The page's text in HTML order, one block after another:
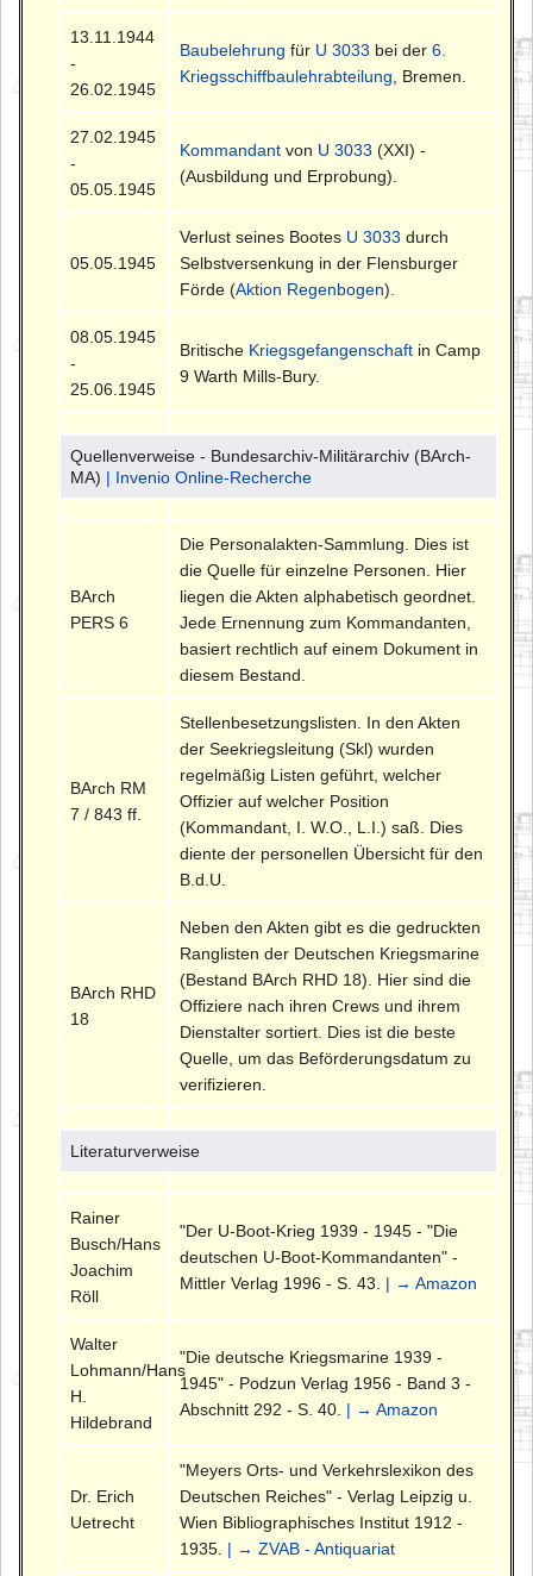
13.11.1944
-
26.02.1945
Baubelehrung für U 3033 bei der6.
Kriegsschiffbaulehrabteilung , Bremen.
27.02.1945
-
05.05.1945
Kommandant von U 3033 (XXI) -
(Ausbildung und Erprobung).
05.05.1945
Verlust seines Bootes U 3033 durch
Selbstversenkung in der Flensburger
Förde (Aktion Regenbogen).
08.05.1945
-
25.06.1945
Britische Kriegsgefangenschaft in Camp
9 Warth Mills-Bury.
Quellenverweise - Bundesarchiv-Militärarchiv (BArch-
MA) | Invenio Online-Recherche
BArch
PERS 6
Die Personalakten-Sammlung. Dies ist
die Quelle für einzelne Personen. Hier
liegen die Akten alphabetisch geordnet.
Jede Ernennung zum Kommandanten,
basiert rechtlich auf einem Dokument in
diesem Bestand.
BArch RM
7 / 843 ff.
Stellenbesetzungslisten. In den Akten
der Seekriegsleitung (Skl) wurden
regelmäßig Listen geführt, welcher
Offizier auf welcher Position
(Kommandant, I. W.O., L.I.) saß. Dies
diente der personellen Übersicht für den
B.d.U.
BArch RHD
18
Neben den Akten gibt es die gedruckten
Ranglisten der Deutschen Kriegsmarine
(Bestand BArch RHD 18). Hier sind die
Offiziere nach ihren Crews und ihrem
Dienstalter sortiert. Dies ist die beste
Quelle, um das Beförderungsdatum zu
verifizieren.
Literaturverweise
Rainer
Busch/Hans
Joachim
Röll
"Der U-Boot-Krieg 1939 - 1945 - "Die
deutschen U-Boot-Kommandanten" -
Mittler Verlag 1996 - S. 43. | → Amazon
Walter
Lohmann/Hans
H.
Hildebrand
"Die deutsche Kriegsmarine 1939 -
1945" - Podzun Verlag 1956 - Band 3 -
Abschnitt 292 - S. 40. | → Amazon
Dr. Erich
Uetrecht
"Meyers Orts- und Verkehrslexikon des
Deutschen Reiches" - Verlag Leipzig u.
Wien Bibliographisches Institut 1912 -
1935. | → ZVAB - Antiquariat